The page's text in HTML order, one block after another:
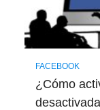
FACEBOOK
¿Cómo